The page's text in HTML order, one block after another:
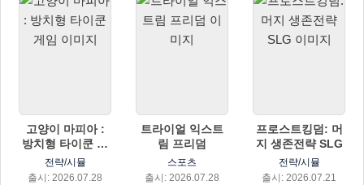
고양이 마피아 :
방치형 타이쿤 게
임
전략/시뮬
출시: 2026.07.28
트라이얼 익스트
림 프리덤
스포츠
출시: 2026.07.28
프로스트킹덤: 머
지 생존전략 SLG
전략/시뮬
출시: 2026.07.21